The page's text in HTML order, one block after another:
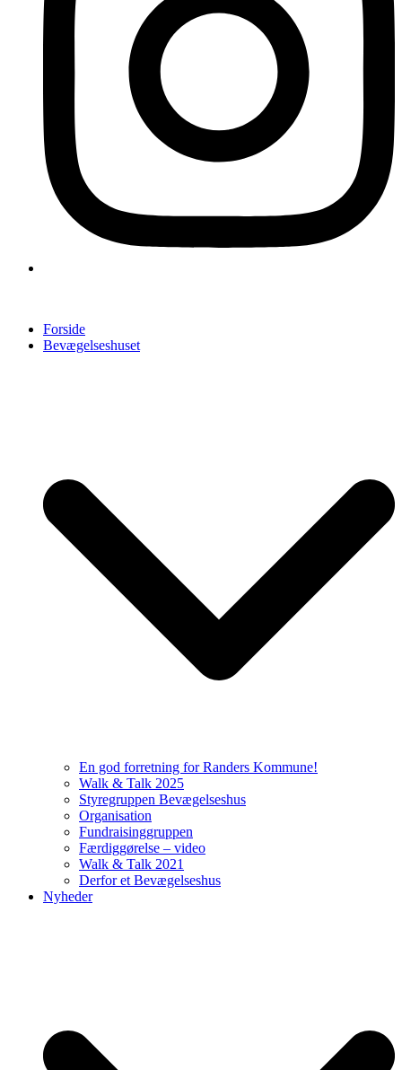
Forside
Bevægelseshuset
En god forretning for Randers Kommune!
Walk & Talk 2025
Styregruppen Bevægelseshus
Organisation
Fundraisinggruppen
Færdiggørelse – video
Walk & Talk 2021
Derfor et Bevægelseshus
Nyheder